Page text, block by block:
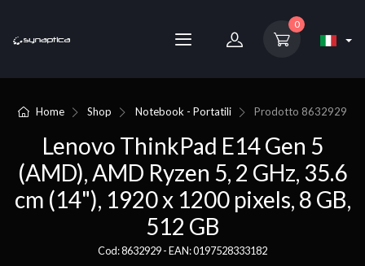
0
Home Shop Notebook - Portatili Prodotto 8632929
Lenovo ThinkPad E14 Gen 5
(AMD), AMD Ryzen 5, 2 GHz, 35.6
cm (14"), 1920 x 1200 pixels, 8 GB,
512 GB
Cod: 8632929 - EAN: 0197528333182